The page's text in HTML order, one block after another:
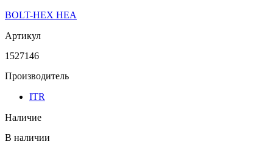
BOLT-HEX HEA
Артикул
1527146
Производитель
ITR
Наличие
В наличии